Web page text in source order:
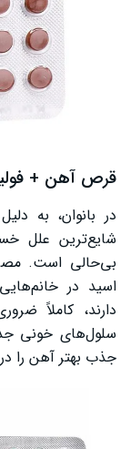
قرص آهن +
در بانوان، به
شایع‌ترین علل
بی‌حالی است.
اسید در
دارند، کاملاً
سلول‌های خونی
جذب بهتر آهن را